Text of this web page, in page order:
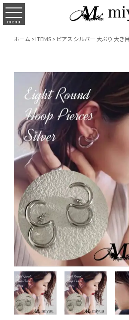
menu
ホーム>ITEMS>ピアス シルバー 大ぶり 大き